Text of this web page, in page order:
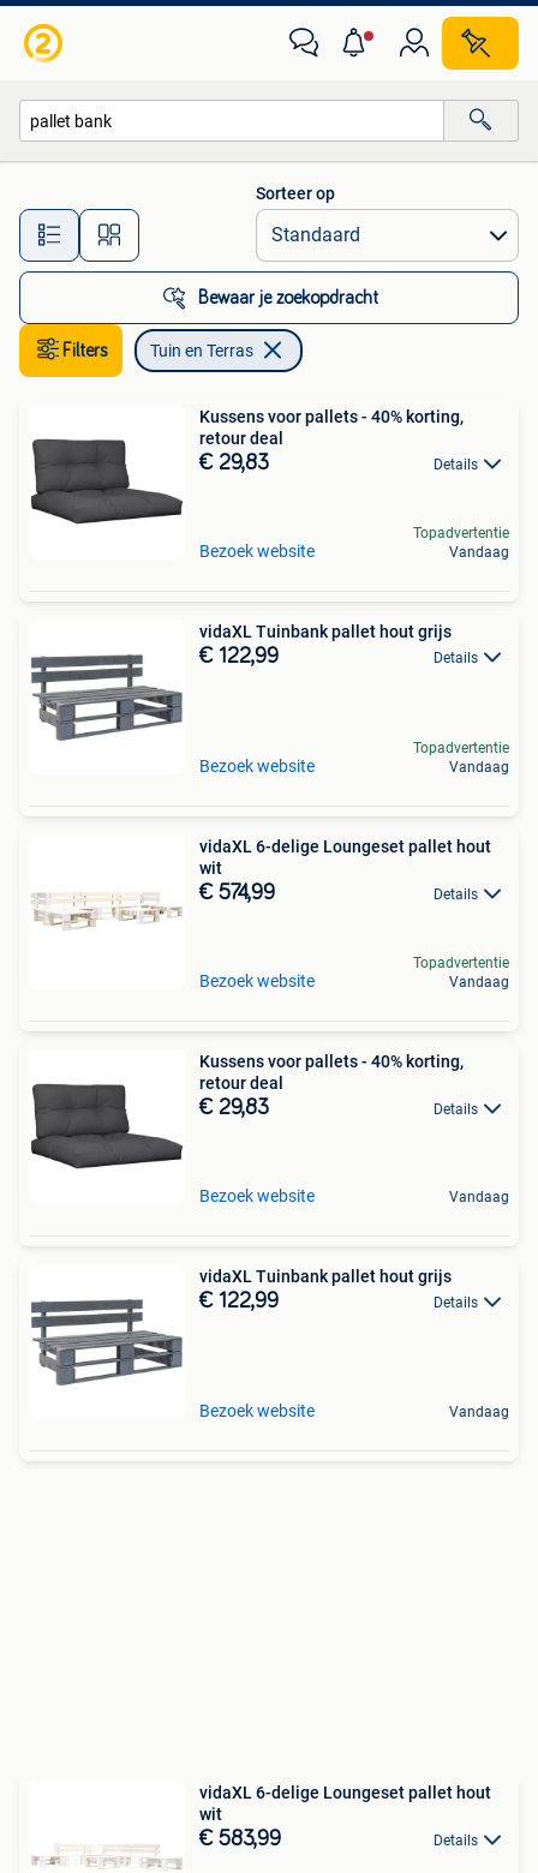
Alle afstanden…
Sorteer op
Bewaar je zoekopdracht
Filters Tuin en Terras
Kussens voor pallets - 40% korting,
retour deal
€ 29,83 Details
Bezoek website
Topadvertentie
Vandaag
vidaXL Tuinbank pallet hout grijs
€ 122,99 Details
Bezoek website
Topadvertentie
Vandaag
vidaXL 6-delige Loungeset pallet hout
wit
€ 574,99 Details
Bezoek website
Topadvertentie
Vandaag
Kussens voor pallets - 40% korting,
retour deal
€ 29,83 Details
Bezoek website Vandaag
vidaXL Tuinbank pallet hout grijs
€ 122,99 Details
Bezoek website Vandaag
vidaXL 6-delige Loungeset pallet hout
wit
€ 583,99 Details